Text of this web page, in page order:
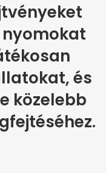
és
közelebb